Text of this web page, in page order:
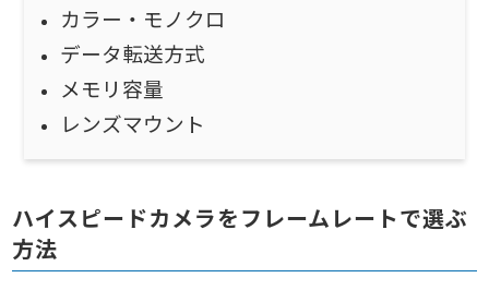
カラー・モノクロ
データ転送方式
メモリ容量
レンズマウント
ハイスピードカメラをフレームレートで選ぶ
方法